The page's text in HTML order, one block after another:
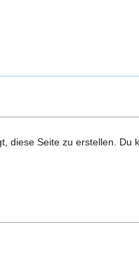
diese Seite zu erstellen. Du